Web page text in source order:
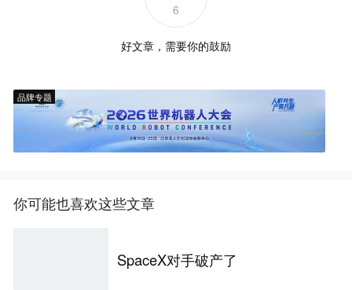
6
好文章，需要你的鼓励
品牌专题
你可能也喜欢这些文章
SpaceX对手破产了